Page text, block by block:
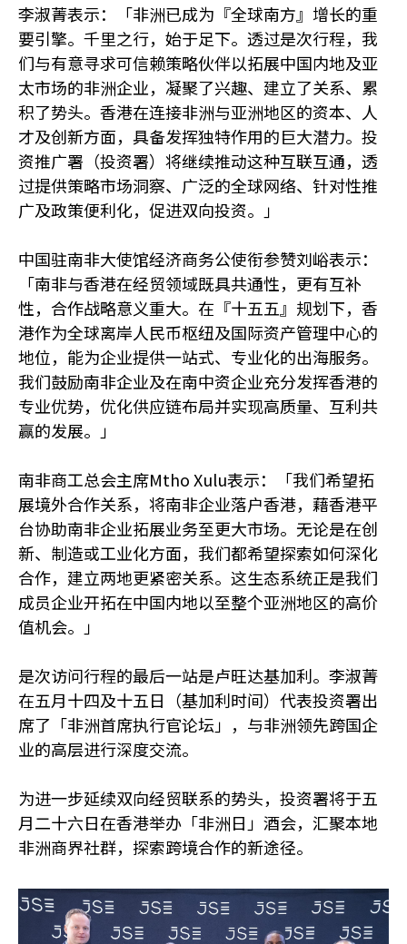
李淑菁表示：「非洲已成为『全球南方』增长的重
要引擎。千里之行，始于足下。透过是次行程，我
们与有意寻求可信赖策略伙伴以拓展中国内地及亚
太市场的非洲企业，凝聚了兴趣、建立了关系、累
积了势头。香港在连接非洲与亚洲地区的资本、人
才及创新方面，具备发挥独特作用的巨大潜力。投
资推广署（投资署）将继续推动这种互联互通，透
过提供策略市场洞察、广泛的全球网络、针对性推
广及政策便利化，促进双向投资。」
中国驻南非大使馆经济商务公使衔参赞刘峪表示：
「南非与香港在经贸领域既具共通性，更有互补
性，合作战略意义重大。在『十五五』规划下，香
港作为全球离岸人民币枢纽及国际资产管理中心的
地位，能为企业提供一站式、专业化的出海服务。
我们鼓励南非企业及在南中资企业充分发挥香港的
专业优势，优化供应链布局并实现高质量、互利共
赢的发展。」
南非商工总会主席Mtho Xulu表示：「我们希望拓
展境外合作关系，将南非企业落户香港，藉香港平
台协助南非企业拓展业务至更大市场。无论是在创
新、制造或工业化方面，我们都希望探索如何深化
合作，建立两地更紧密关系。这生态系统正是我们
成员企业开拓在中国内地以至整个亚洲地区的高价
值机会。」
是次访问行程的最后一站是卢旺达基加利。李淑菁
在五月十四及十五日（基加利时间）代表投资署出
席了「非洲首席执行官论坛」，与非洲领先跨国企
业的高层进行深度交流。
为进一步延续双向经贸联系的势头，投资署将于五
月二十六日在香港举办「非洲日」酒会，汇聚本地
非洲商界社群，探索跨境合作的新途径。